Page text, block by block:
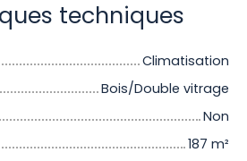
techniques
Climatisation
Bois/Double vitrage
Non
187 m²